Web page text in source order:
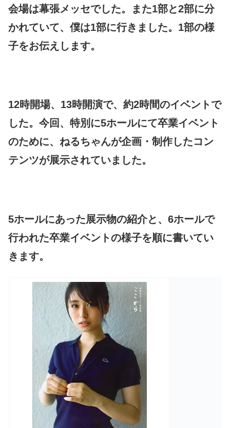
会場は幕張メッセでした。また1部と2部に分
かれていて、僕は1部に行きました。1部の様
子をお伝えします。
12時開場、13時開演で、約2時間のイベントで
した。今回、特別に5ホールにて卒業イベント
のために、ねるちゃんが企画・制作したコン
テンツが展示されていました。
5ホールにあった展示物の紹介と、6ホールで
行われた卒業イベントの様子を順に書いてい
きます。